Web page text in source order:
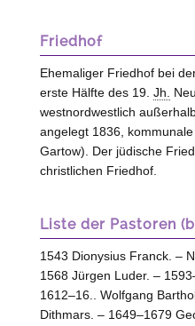
Friedhof
Ehemaliger Friedhof bei
erste Hälfte des 19. Jh.
westnordwestlich
angelegt 1836, kommunale
Gartow). Der jüdische
christlichen Friedhof.
Liste der Pastoren
1543 Dionysius Franck. –
1568 Jürgen Luder. –
1612–16.. Wolfgang
Dithmars. – 1649–1679